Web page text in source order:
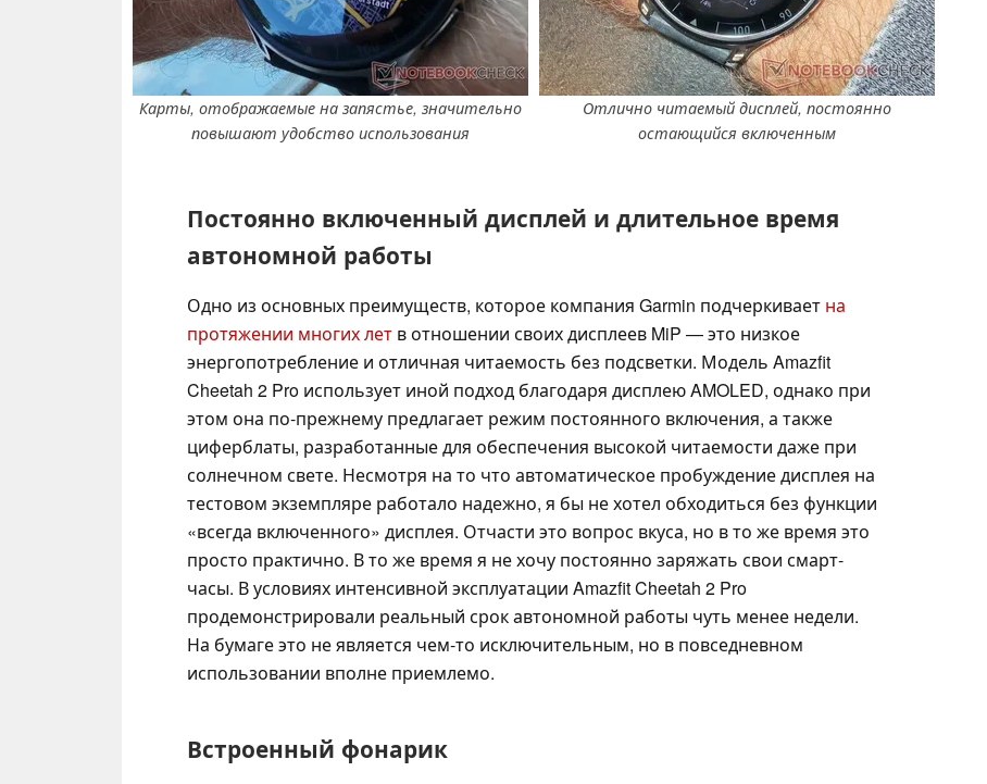
Карты, отображаемые на запястье, значительно
повышают удобство использования
Отлично читаемый дисплей, постоянно
остающийся включенным
Постоянно включенный дисплей и длительное время
автономной работы
Одно из основных преимуществ, которое компания Garmin подчеркивает на
протяжении многих лет в отношении своих дисплеев MiP — это низкое
энергопотребление и отличная читаемость без подсветки. Модель Amazfit
Cheetah 2 Pro использует иной подход благодаря дисплею AMOLED, однако при
этом она по-прежнему предлагает режим постоянного включения, а также
циферблаты, разработанные для обеспечения высокой читаемости даже при
солнечном свете. Несмотря на то что автоматическое пробуждение дисплея на
тестовом экземпляре работало надежно, я бы не хотел обходиться без функции
«всегда включенного» дисплея. Отчасти это вопрос вкуса, но в то же время это
просто практично. В то же время я не хочу постоянно заряжать свои смарт-
часы. В условиях интенсивной эксплуатации Amazfit Cheetah 2 Pro
продемонстрировали реальный срок автономной работы чуть менее недели.
На бумаге это не является чем-то исключительным, но в повседневном
использовании вполне приемлемо.
Встроенный фонарик